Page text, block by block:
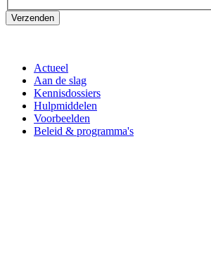
Verzenden
Actueel
Aan de slag
Kennisdossiers
Hulpmiddelen
Voorbeelden
Beleid & programma's